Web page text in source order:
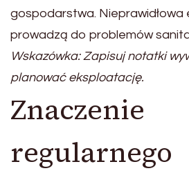
gospodarstwa. Nieprawidłowa
prowadzą do problemów
Wskazówka: Zapisuj notatki
planować eksploatację.
Znaczenie
regularnego